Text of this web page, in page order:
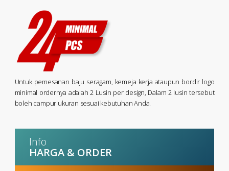
Untuk pemesanan baju seragam, kemeja kerja ataupun bordir logo
minimal ordernya adalah 2 Lusin per design, Dalam 2 lusin tersebut
boleh campur ukuran sesuai kebutuhan Anda.
Info
HARGA & ORDER